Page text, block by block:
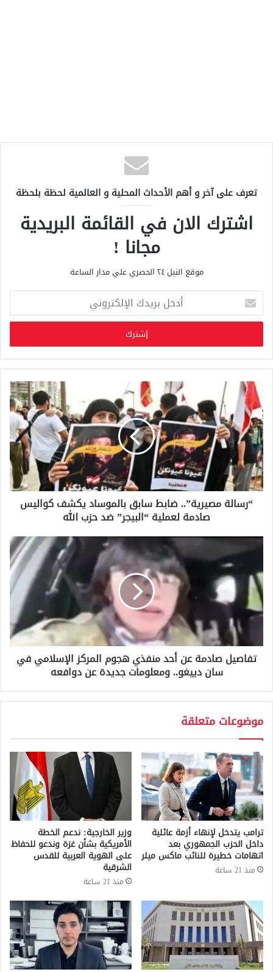
تعرف على آخر و أهم الأحداث المحلية و العالمية لحظة بلحظة
اشترك الان في القائمة البريدية
مجانا !
موقع النيل ٢٤ الحصري علي مدار الساعة
خ
ب
ر
ي
د
ك
ا
ل
إ
ل
ك
ت
ر
“رسالة مصيرية”.. ضابط سابق بالموساد يكشف كواليس
صادمة لعملية “البيجر” ضد حزب الله
تفاصيل صادمة عن أحد منفذي هجوم المركز الإسلامي في
سان دييغو.. ومعلومات جديدة عن دوافعه
موضوعات متعلقة
ترامب يتدخل لإنهاء أزمة عائلية
داخل الحزب الجمهوري بعد
اتهامات خطيرة للنائب ماكس ميلر
منذ 21 ساعة
وزير الخارجية: ندعم الخطة
الأمريكية بشأن غزة وندعو للحفاظ
على الهوية العربية للقدس
الشرقية
منذ 21 ساعة